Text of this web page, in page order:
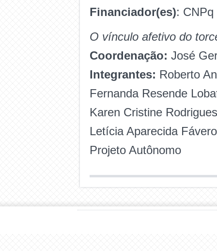
Financiador(es): CNPq
O vínculo afetivo do
Coordenação: José
Integrantes: Roberto
Fernanda Resende
Karen Cristine
Letícia Aparecida
Projeto Autônomo